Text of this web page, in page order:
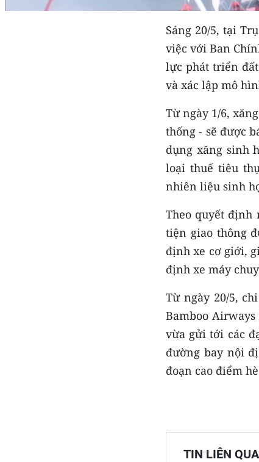
Sáng 20/5, tại
việc với Ban
lực phát triển
và xác lập mô
Từ ngày 1/6,
thống - sẽ được
dụng xăng sinh
loại thuế tiêu
nhiên liệu sinh
Theo quyết định
tiện giao thông
định xe cơ giới,
định xe máy
Từ ngày 20/5,
Bamboo
vừa gửi tới các
đường bay nội
đoạn cao điểm
TIN LIÊN